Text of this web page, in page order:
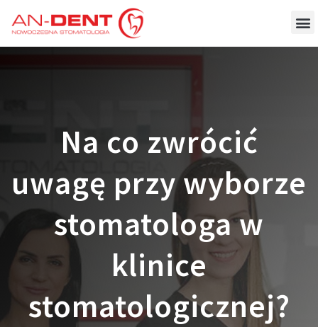
Na co zwrócić
uwagę przy wyborze
stomatologa w
klinice
stomatologicznej?